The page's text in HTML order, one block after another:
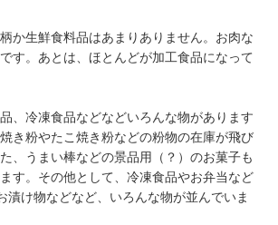
か生鮮食料品はあまりありません。お肉な
す。あとは、ほとんどが加工食品になって
、冷凍食品などなどいろんな物があります
き粉やたこ焼き粉などの粉物の在庫が飛び
、うまい棒などの景品用（？）のお菓子も
す。その他として、冷凍食品やお弁当など
漬け物などなど、いろんな物が並んでいま